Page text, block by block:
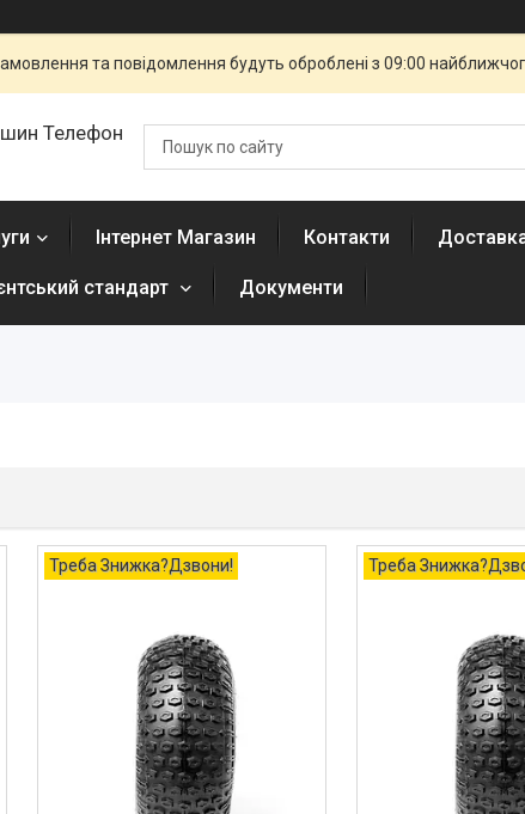
та повідомлення будуть оброблені з 09:00
шин Телефон
Інтернет Магазин Контакти
стандарт Документи
Треба Знижка?Дзвони! Треба